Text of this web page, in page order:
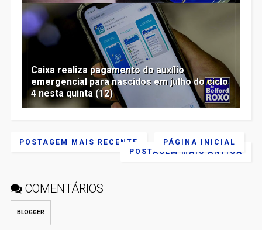
Caixa realiza pagamento do auxílio
emergencial para nascidos em julho do ciclo
4 nesta quinta (12)
POSTAGEM MAIS RECENTE
POSTAGEM MAIS ANTIGA
PÁGINA INICIAL
COMENTÁRIOS
BLOGGER